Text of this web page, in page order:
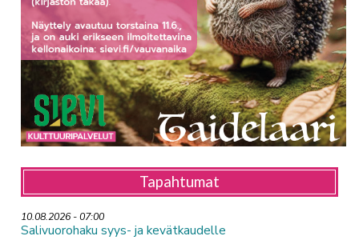
Tapahtumat
10.08.2026 - 07:00
Salivuorohaku syys- ja kevätkaudelle